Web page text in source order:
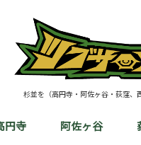
杉並を（高円寺・阿佐ヶ谷・荻窪、
円寺 阿佐ヶ谷